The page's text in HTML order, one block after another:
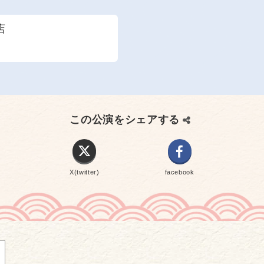
この公演をシェアする
X(twitter) facebook